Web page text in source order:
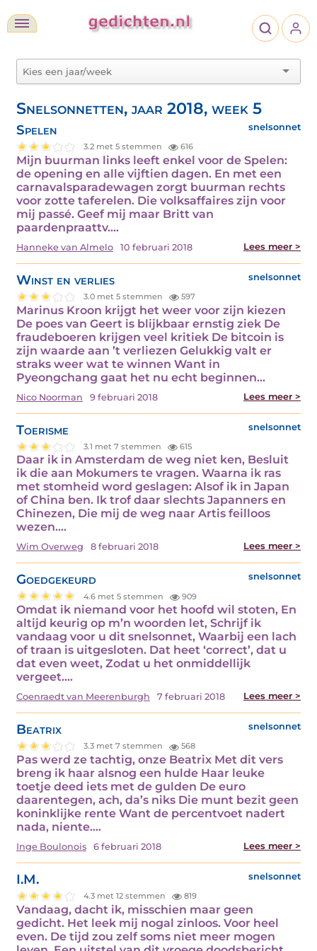
Snelsonnetten, jaar 2018, week 5
Spelen snelsonnet
3.2 met 5 stemmen 616
Mijn buurman links leeft enkel voor de Spelen:
de opening en alle vijftien dagen. En met een
carnavalsparadewagen zorgt buurman rechts
voor zotte taferelen. Die volksaffaires zijn voor
mij passé. Geef mij maar Britt van
paardenpraattv.…
Hanneke van Almelo 10 februari 2018 Lees meer >
Winst en verlies snelsonnet
3.0 met 5 stemmen 597
Marinus Kroon krijgt het weer voor zijn kiezen
De poes van Geert is blijkbaar ernstig ziek De
fraudeboeren krijgen veel kritiek De bitcoin is
zijn waarde aan ’t verliezen Gelukkig valt er
straks weer wat te winnen Want in
Pyeongchang gaat het nu echt beginnen…
Nico Noorman 9 februari 2018 Lees meer >
Toerisme snelsonnet
3.1 met 7 stemmen 615
Daar ik in Amsterdam de weg niet ken, Besluit
ik die aan Mokumers te vragen. Waarna ik ras
met stomheid word geslagen: Alsof ik in Japan
of China ben. Ik trof daar slechts Japanners en
Chinezen, Die mij de weg naar Artis feilloos
wezen.…
Wim Overweg 8 februari 2018 Lees meer >
Goedgekeurd snelsonnet
4.6 met 5 stemmen 909
Omdat ik niemand voor het hoofd wil stoten, En
altijd keurig op m’n woorden let, Schrijf ik
vandaag voor u dit snelsonnet, Waarbij een lach
of traan is uitgesloten. Dat heet ‘correct’, dat u
dat even weet, Zodat u het onmiddellijk
vergeet.…
Coenraedt van Meerenburgh 7 februari 2018 Lees meer >
Beatrix snelsonnet
3.3 met 7 stemmen 568
Pas werd ze tachtig, onze Beatrix Met dit vers
breng ik haar alsnog een hulde Haar leuke
toetje deed iets met de gulden De euro
daarentegen, ach, da’s niks Die munt bezit geen
koninklijke rente Want de percentvoet nadert
nada, niente.…
Inge Boulonois 6 februari 2018 Lees meer >
I.M. snelsonnet
4.3 met 12 stemmen 819
Vandaag, dacht ik, misschien maar geen
gedicht. Het leek mij nogal zinloos. Voor heel
even. De tijd zou zelf soms niet meer mogen